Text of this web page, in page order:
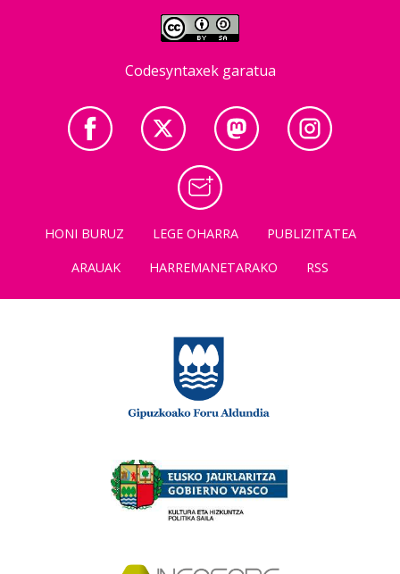
Codesyntaxek garatua
HONI BURUZ LEGE OHARRA
PUBLIZITATEA
ARAUAK
HARREMANETARAKO RSS